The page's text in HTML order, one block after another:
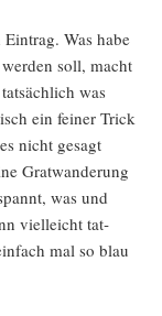
Was habe
soll, macht
was
ein fei­ner Trick
nicht gesagt
Grat­wan­de­rung
was und
viel­leicht tat­
mal so blau